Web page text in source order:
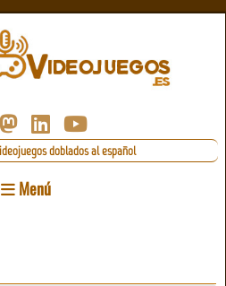
doblados al español
Menú